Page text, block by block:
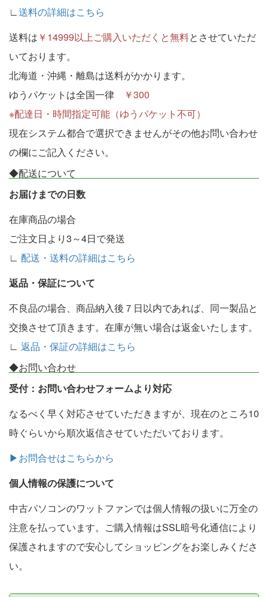
∟ 送料の詳細はこちら
送料は ￥14999以上ご購入いただくと無料とさせていただ
いております。
北海道・沖縄・離島は送料がかかります。
ゆうパケットは全国一律
￥300
※配達日・時間指定可能（ゆうパケット不可）
現在システム都合で選択できませんがその他お問い合わせ
の欄にご記入ください。
◆配送について
お届けまでの日数
在庫商品の場合
ご注文日より3～4日で発送
∟ 配送・送料の詳細はこちら
返品・保証について
不良品の場合、商品納入後７日以内であれば、同一製品と
交換させて頂きます。在庫が無い場合は返金いたします。
∟ 返品・保証の詳細はこちら
◆お問い合わせ
受付：お問い合わせフォームより対応
なるべく早く対応させていただきますが、現在のところ10
時ぐらいから順次返信させていただいております。
▶お問合せはこちらから
個人情報の保護について
中古パソコンのワットファンでは個人情報の扱いに万全の
注意を払っています。ご購入情報はSSL暗号化通信により
保護されますので安心してショッピングをお楽しみくださ
い。